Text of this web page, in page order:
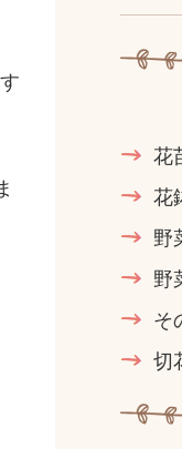
花
花
野
野
そ
切